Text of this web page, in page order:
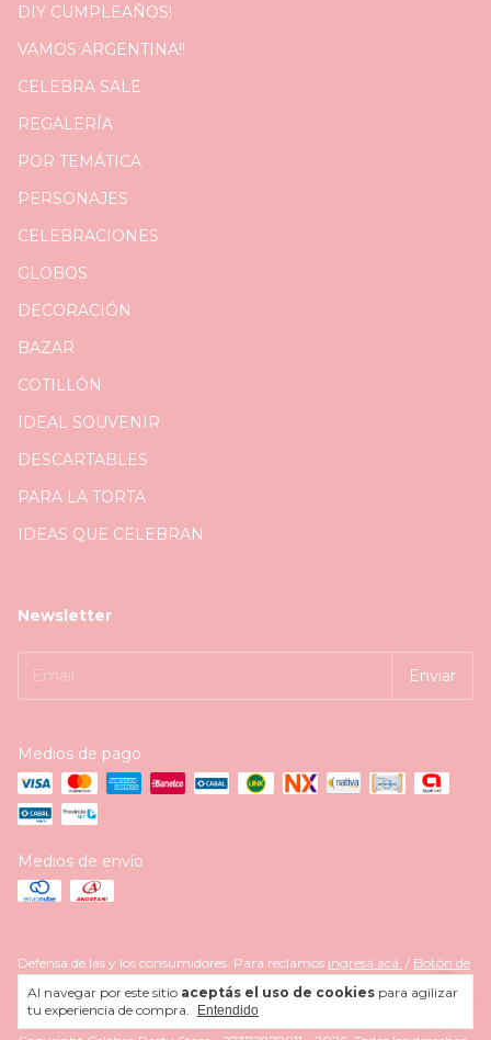
Al navegar por este sitio aceptás el uso de cookies para agilizar
tu experiencia de compra.
Entendido
DIY CUMPLEAÑOS!
VAMOS ARGENTINA!!
CELEBRA SALE
REGALERÍA
POR TEMÁTICA
PERSONAJES
CELEBRACIONES
GLOBOS
DECORACIÓN
BAZAR
COTILLÓN
IDEAL SOUVENIR
DESCARTABLES
PARA LA TORTA
IDEAS QUE CELEBRAN
Newsletter
Medios de pago
Medios de envío
Defensa de las y los consumidores. Para reclamos ingresá acá. / Botón de
arrepentimiento